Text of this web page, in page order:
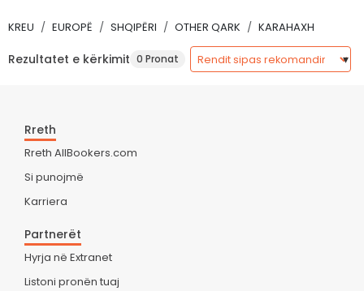
KREU EUROPË SHQIPËRI OTHER QARK KARAHAXH
Rezultatet e kërkimit 0 Pronat
Rreth
Rreth AllBookers.com
Si punojmë
Karriera
Partnerët
Hyrja në Extranet
Listoni pronën tuaj